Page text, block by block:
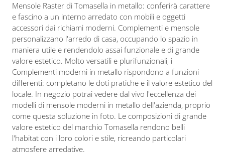
Mensole Raster di Tomasella in metallo: conferirà carattere
e fascino a un interno arredato con mobili e oggetti
accessori dai richiami moderni. Complementi e mensole
personalizzano l'arredo di casa, occupando lo spazio in
maniera utile e rendendolo assai funzionale e di grande
valore estetico. Molto versatili e plurifunzionali, i
Complementi moderni in metallo rispondono a funzioni
differenti: completano le doti pratiche e il valore estetico del
locale. In negozio potrai vedere dal vivo l'eccellenza dei
modelli di mensole moderni in metallo dell'azienda, proprio
come questa soluzione in foto. Le composizioni di grande
valore estetico del marchio Tomasella rendono belli
l'habitat con i loro colori e stile, ricreando particolari
atmosfere arredative.